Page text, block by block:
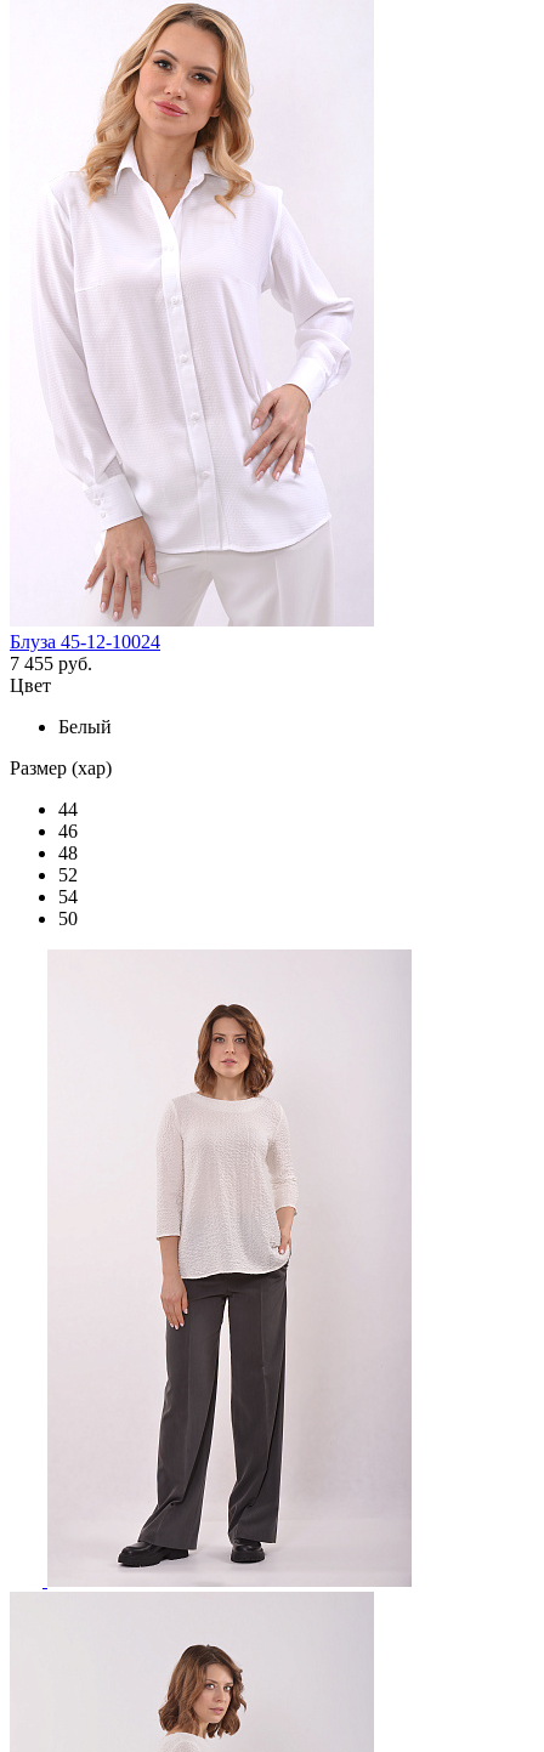
Блуза 45-12-10024
7 455 руб.
Цвет
Белый
Размер (хар)
44
46
48
52
54
50